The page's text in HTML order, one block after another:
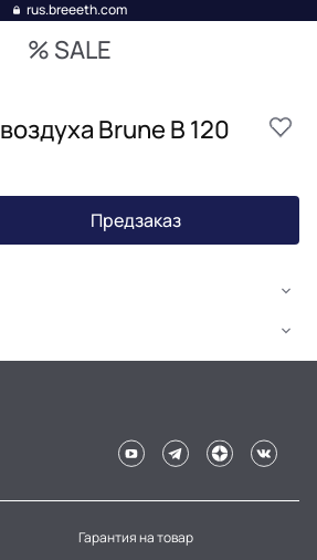
rus.breeeth.com
% SALE
Brune B 120
Предзаказ
Гарантия на товар